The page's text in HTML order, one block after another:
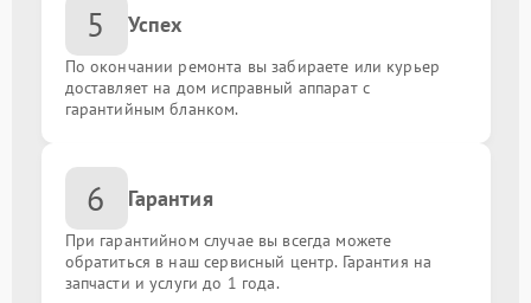
Замена батарейки биоса от 250.00 ₽
5 Успех
По окончании ремонта вы забираете или курьер
доставляет на дом исправный аппарат с
гарантийным бланком.
6 Гарантия
При гарантийном случае вы всегда можете
обратиться в наш сервисный центр. Гарантия на
запчасти и услуги до 1 года.